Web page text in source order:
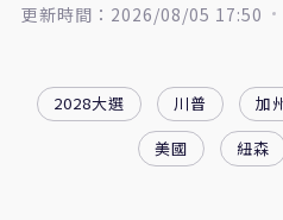
更新時間：2026/08/05 17:50
2028大選 川普 加
美國
紐森